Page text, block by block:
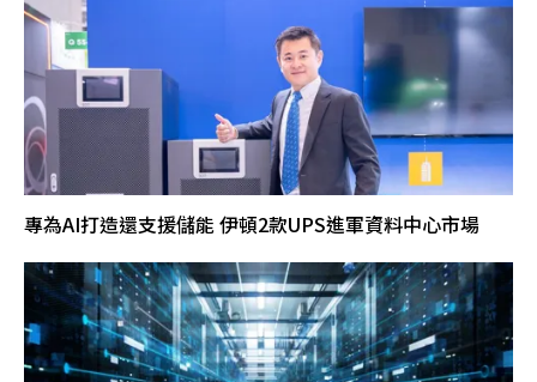
專為AI打造還支援儲能 伊頓2款UPS進軍資料中心市場